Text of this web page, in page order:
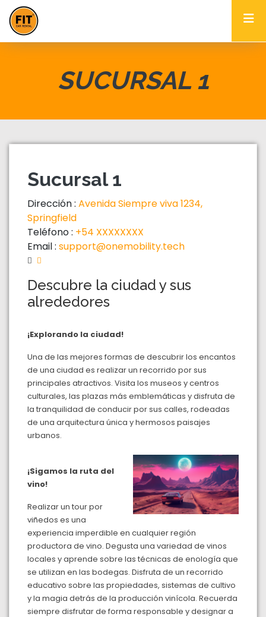
SUCURSAL 1
Sucursal 1
Dirección : Avenida Siempre viva 1234,
Springfield
Teléfono : +54 XXXXXXXX
Email : support@onemobility.tech
Descubre la ciudad y sus
alrededores
¡Explorando la ciudad!
Una de las mejores formas de descubrir los encantos
de una ciudad es realizar un recorrido por sus
principales atractivos. Visita los museos y centros
culturales, las plazas más emblemáticas y disfruta de
la tranquilidad de conducir por sus calles, rodeadas
de una arquitectura única y hermosos paisajes
urbanos.
¡Sigamos la ruta del
vino!
Realizar un tour por
viñedos es una
experiencia imperdible en cualquier región
productora de vino. Degusta una variedad de vinos
locales y aprende sobre las técnicas de enología que
se utilizan en las bodegas. Disfruta de un recorrido
educativo sobre las propiedades, sistemas de cultivo
y la magia detrás de la producción vinícola. Recuerda
siempre disfrutar de forma responsable y designar a